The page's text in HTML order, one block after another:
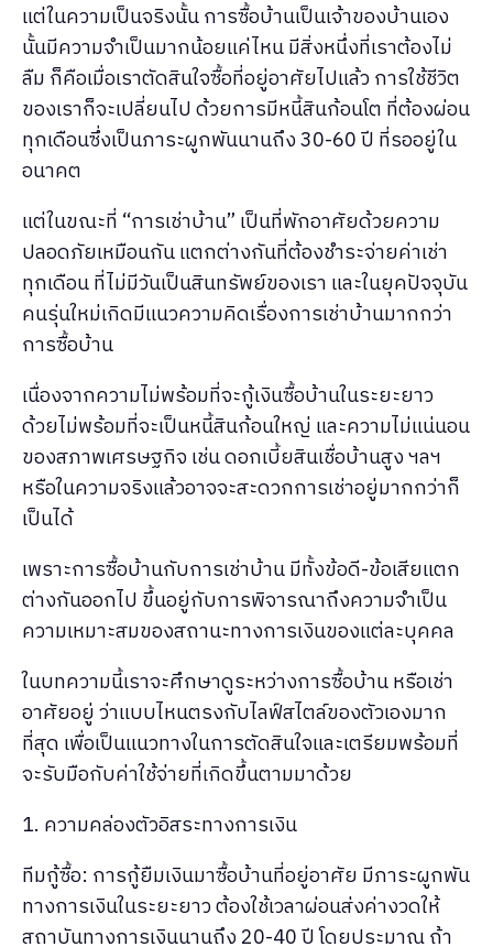
แต่ในความเป็นจริงนั้น การซื้อบ้านเป็นเจ้าของบ้านเอง
นั้นมีความจำเป็นมากน้อยแค่ไหน มีสิ่งหนึ่งที่เราต้องไม่
ลืม ก็คือเมื่อเราตัดสินใจซื้อที่อยู่อาศัยไปแล้ว การใช้ชีวิต
ของเราก็จะเปลี่ยนไป ด้วยการมีหนี้สินก้อนโต ที่ต้องผ่อน
ทุกเดือนซึ่งเป็นภาระผูกพันนานถึง 30-60 ปี ที่รออยู่ใน
อนาคต
แต่ในขณะที่ “การเช่าบ้าน” เป็นที่พักอาศัยด้วยความ
ปลอดภัยเหมือนกัน แตกต่างกันที่ต้องชำระจ่ายค่าเช่า
ทุกเดือน ที่ไม่มีวันเป็นสินทรัพย์ของเรา และในยุคปัจจุบัน
คนรุ่นใหม่เกิดมีแนวความคิดเรื่องการเช่าบ้านมากกว่า
การซื้อบ้าน
เนื่องจากความไม่พร้อมที่จะกู้เงินซื้อบ้านในระยะยาว
ด้วยไม่พร้อมที่จะเป็นหนี้สินก้อนใหญ่ และความไม่แน่นอน
ของสภาพเศรษฐกิจ เช่น ดอกเบี้ยสินเชื่อบ้านสูง ฯลฯ
หรือในความจริงแล้วอาจจะสะดวกการเช่าอยู่มากกว่าก็
เป็นได้
เพราะการซื้อบ้านกับการเช่าบ้าน มีทั้งข้อดี-ข้อเสียแตก
ต่างกันออกไป ขึ้นอยู่กับการพิจารณาถึงความจำเป็น
ความเหมาะสมของสถานะทางการเงินของแต่ละบุคคล
ในบทความนี้เราจะศึกษาดูระหว่างการซื้อบ้าน หรือเช่า
อาศัยอยู่ ว่าแบบไหนตรงกับไลฟ์สไตล์ของตัวเองมาก
ที่สุด เพื่อเป็นแนวทางในการตัดสินใจและเตรียมพร้อมที่
จะรับมือกับค่าใช้จ่ายที่เกิดขึ้นตามมาด้วย
1. ความคล่องตัวอิสระทางการเงิน
ทีมกู้ซื้อ: การกู้ยืมเงินมาซื้อบ้านที่อยู่อาศัย มีภาระผูกพัน
ทางการเงินในระยะยาว ต้องใช้เวลาผ่อนส่งค่างวดให้
สถาบันทางการเงินนานถึง 20-40 ปี โดยประมาณ ถ้า